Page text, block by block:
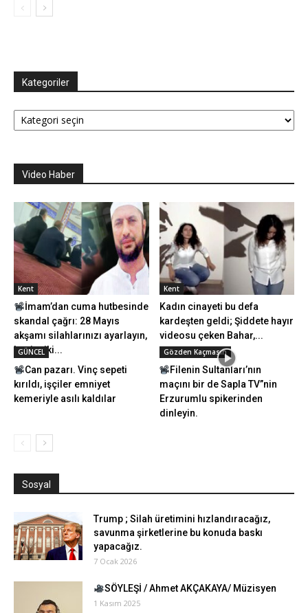
Kategoriler
Kategoriler
Video Haber
Kent
İmam’dan cuma hutbesinde
skandal çağrı: 28 Mayıs
akşamı silahlarınızı ayarlayın,
benim iki...
Kent
Kadın cinayeti bu defa
kardeşten geldi; Şiddete hayır
videosu çeken Bahar,...
GÜNCEL
Can pazarı. Vinç sepeti
kırıldı, işçiler emniyet
kemeriyle asılı kaldılar
Gözden Kaçmasın
Filenin Sultanları’nın
maçını bir de Sapla TV”nin
Erzurumlu spikerinden
dinleyin.
Sosyal
Trump ; Silah üretimini hızlandıracağız,
savunma şirketlerine bu konuda baskı
yapacağız.
7 Ocak 2026
SÖYLEŞİ / Ahmet AKÇAKAYA/ Müzisyen
1 Kasım 2025